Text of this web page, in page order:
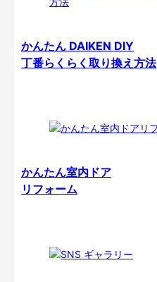
かんたん DAIKEN DIY
丁番らくらく取り換え方法
かんたん室内ドア
リフォーム